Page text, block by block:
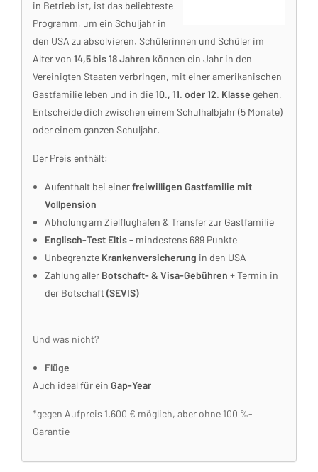
in Betrieb ist, ist das beliebteste
Programm, um ein Schuljahr in
den USA zu absolvieren. Schülerinnen und Schüler im
Alter von 14,5 bis 18 Jahren können ein Jahr in den
Vereinigten Staaten verbringen, mit einer amerikanischen
Gastfamilie leben und in die10., 11. oder 12. Klasse gehen.
Entscheide dich zwischen einem Schulhalbjahr (5 Monate)
oder einem ganzen Schuljahr.
Der Preis enthält:
Aufenthalt bei einerfreiwilligen Gastfamilie mit
Vollpension
Abholung am Zielflughafen & Transfer zur Gastfamilie
Englisch-Test Eltis - mindestens 689 Punkte
Unbegrenzte Krankenversicherung in den USA
Zahlung aller Botschaft- & Visa-Gebühren + Termin in
der Botschaft(SEVIS)
Und was nicht?
Flüge
Auch ideal für ein Gap-Year
*gegen Aufpreis 1.600 € möglich, aber ohne 100 %-
Garantie